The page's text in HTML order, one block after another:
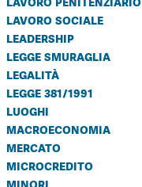
lavoro sociale
leadership
legge smuraglia
legalità
legge 381/1991
luoghi
macroeconomia
mercato
microcredito